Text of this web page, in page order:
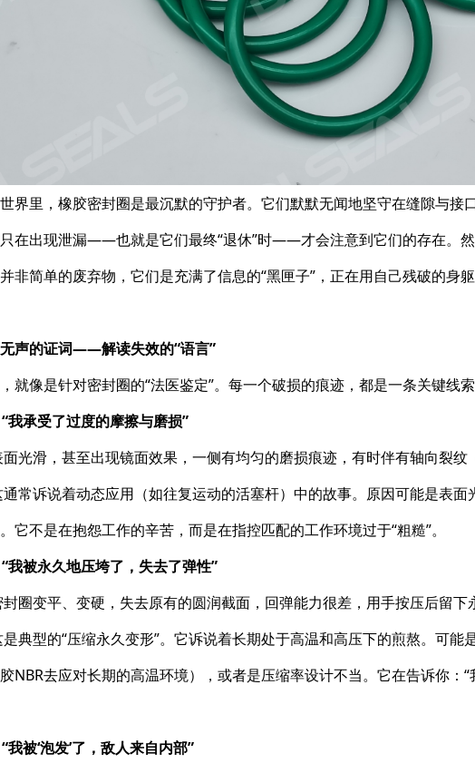
界里，橡胶密封圈是最沉默的守护者。它们默默无闻地坚守在缝隙与接
在出现泄漏——也就是它们最终“退休”时——才会注意到它们的存在。然
非简单的废弃物，它们是充满了信息的“黑匣子”，正在用自己残破的身
声的证词——解读失效的“语言”
就像是针对密封圈的“法医鉴定”。每一个破损的痕迹，都是一条关键线
我承受了过度的摩擦与磨损”
面光滑，甚至出现镜面效果，一侧有均匀的磨损痕迹，有时伴有轴向裂纹
通常诉说着动态应用（如往复运动的活塞杆）中的故事。原因可能是表
它不是在抱怨工作的辛苦，而是在指控匹配的工作环境过于“粗糙”。
我被永久地压垮了，失去了弹性”
封圈变平、变硬，失去原有的圆润截面，回弹能力很差，用手按压后留下
是典型的“压缩永久变形”。它诉说着长期处于高温和高压下的煎熬。可
NBR去应对长期的高温环境），或者是压缩率设计不当。它在告诉你：
我被‘泡发’了，敌人来自内部”